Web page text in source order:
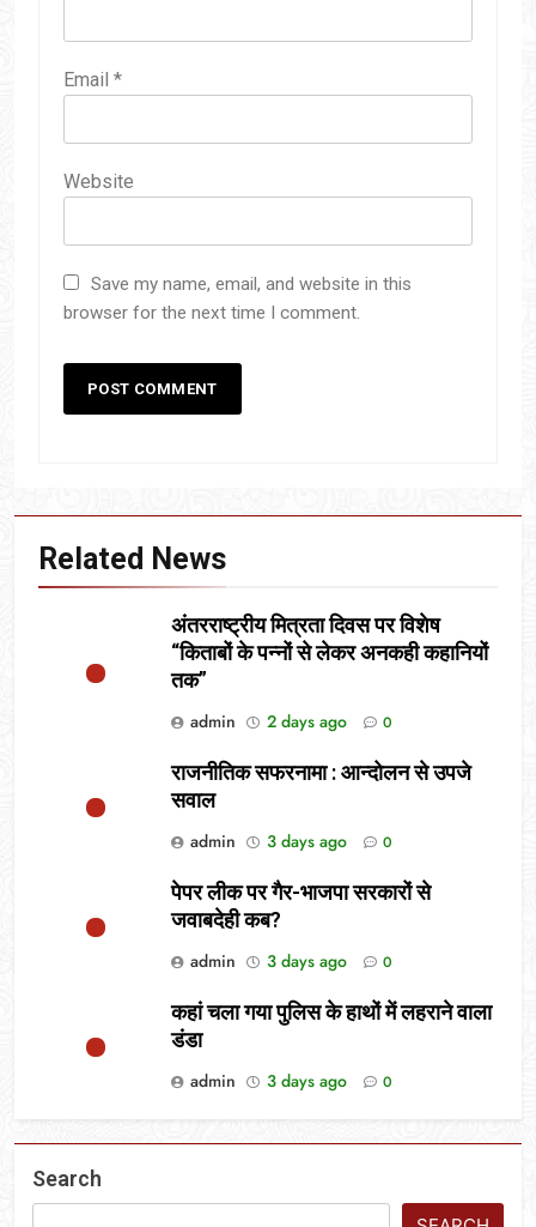
Email *
Website
Save my name, email, and website in this
browser for the next time I comment.
Related News
अंतरराष्ट्रीय मित्रता दिवस पर विशेष
“किताबों के पन्नों से लेकर अनकही कहानियों
तक”
admin
2 days ago 0
राजनीतिक सफरनामा : आन्दोलन से उपजे
सवाल
admin
3 days ago 0
पेपर लीक पर गैर-भाजपा सरकारों से
जवाबदेही कब?
admin
3 days ago 0
कहां चला गया पुलिस के हाथों में लहराने वाला
डंडा
admin
3 days ago 0
Search